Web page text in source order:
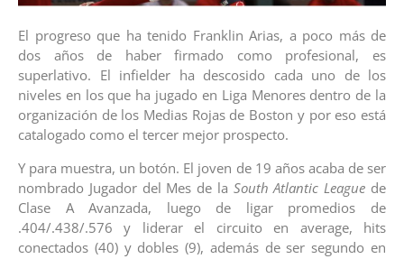
El progreso que ha tenido Franklin Arias, a poco más de
dos años de haber firmado como profesional, es
superlativo. El infielder ha descosido cada uno de los
niveles en los que ha jugado en Liga Menores dentro de la
organización de los Medias Rojas de Boston y por eso está
catalogado como el tercer mejor prospecto.
Y para muestra, un botón. El joven de 19 años acaba de ser
nombrado Jugador del Mes de la South Atlantic League de
Clase A Avanzada, luego de ligar promedios de
.404/.438/.576 y liderar el circuito en average, hits
conectados (40) y dobles (9), además de ser segundo en